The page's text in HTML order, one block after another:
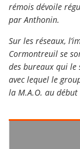
rémois dévoile
par Anthonin.
Sur les réseaux,
Cormontreuil se
des bureaux qui le
avec lequel le
la M.A.O. au début